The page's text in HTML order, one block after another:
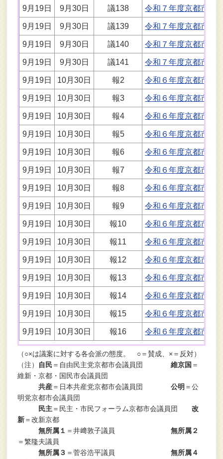
9月19日 9月30日 議138 令和７年度京都市国
9月19日 9月30日 議139 令和７年度京都市介
9月19日 9月30日 議140 令和７年度京都市後
9月19日 9月30日 議141 令和７年度京都市水
9月19日 10月30日 報2 令和６年度京都市一
9月19日 10月30日 報3 令和６年度京都市母
9月19日 10月30日 報4 令和６年度京都市国
9月19日 10月30日 報5 令和６年度京都市介
9月19日 10月30日 報6 令和６年度京都市後
9月19日 10月30日 報7 令和６年度京都市中
9月19日 10月30日 報8 令和６年度京都市中
9月19日 10月30日 報9 令和６年度京都市土
9月19日 10月30日 報10 令和６年度京都市土
9月19日 10月30日 報11 令和６年度京都市市
9月19日 10月30日 報12 令和６年度京都市立
9月19日 10月30日 報13 令和６年度京都市水
9月19日 10月30日 報14 令和６年度京都市公
9月19日 10月30日 報15 令和６年度京都市自
9月19日 10月30日 報16 令和６年度京都市高
（○×は議案に対する各会派の態度。 ○＝賛成、×＝反対）
（注）
自民＝自由民主党京都市会議員団維京国 ＝
維新・京都・国民市会議員団
共産＝日本共産党京都市会議員団公明 ＝公
明党京都市会議員団
民主＝民主・市民フォーラム京都市会議員団改
新＝改新京都
無所属１ ＝井﨑敦子議員無所属２
＝繁隆夫議員
無所属３ ＝菅谷浩平議員無所属４